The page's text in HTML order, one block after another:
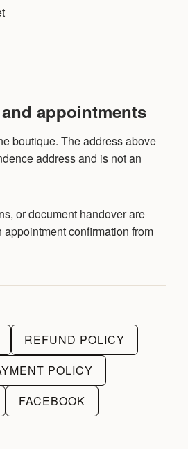
appointments
boutique. The address above
address and is not an
or document handover are
confirmation from
REFUND POLICY
POLICY
FACEBOOK